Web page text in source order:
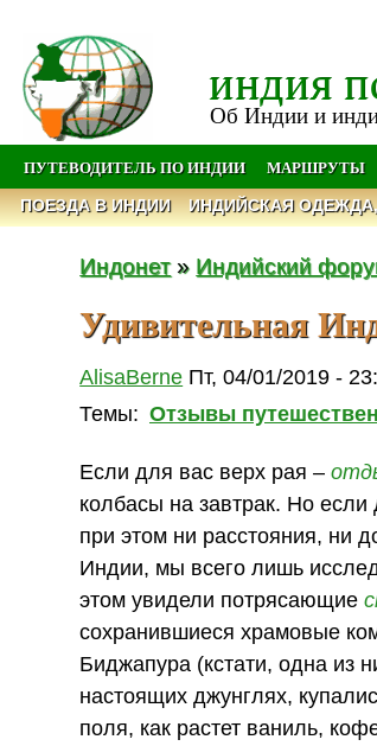
ИНДИЯ
Об Индии и
ПУТЕВОДИТЕЛЬ ПО ИНДИИ МАРШРУТЫ
ПОЕЗДА В ИНДИИ ИНДИЙСКАЯ
Индонет» Индийский
Удивительная
AlisaBerne Пт, 04/01/2019 -
Темы: Отзывы
Если для вас верх рая –
колбасы на завтрак. Но
при этом ни расстояния, ни
Индии, мы всего лишь
этом увидели потрясающие
сохранившиеся храмовые
Биджапура (кстати, одна из
настоящих джунглях,
поля, как растет ваниль,